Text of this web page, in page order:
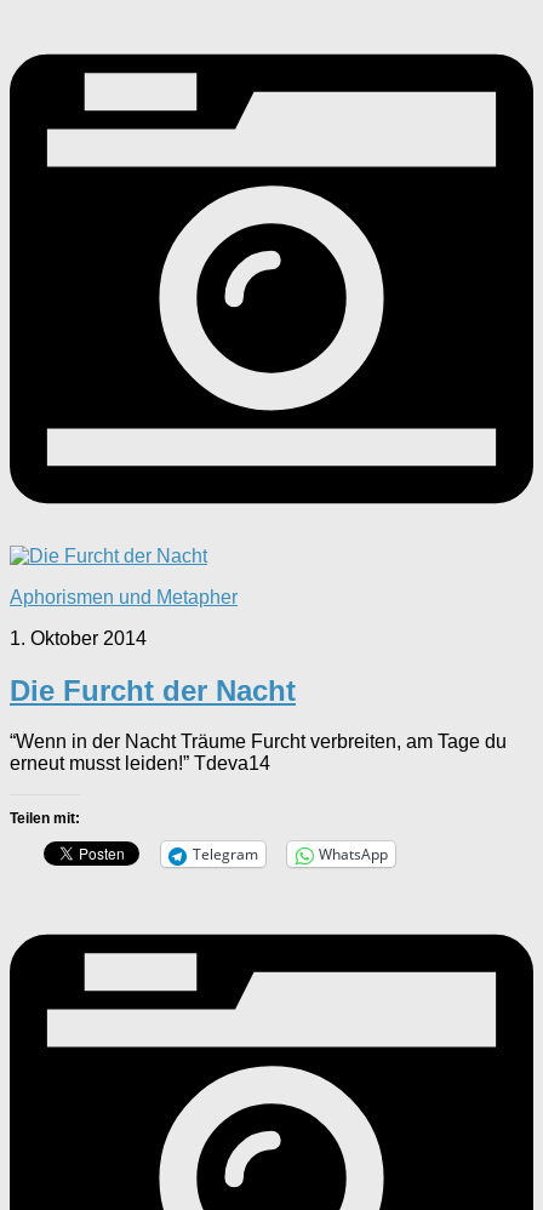
Aphorismen und Metapher
1. Oktober 2014
Die Furcht der Nacht
“Wenn in der Nacht Träume Furcht verbreiten, am Tage du
erneut musst leiden!” Tdeva14
Teilen mit:
Telegram WhatsApp